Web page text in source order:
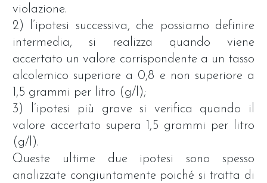
violazione.
2) l’ipotesi successiva, che possiamo definire
intermedia, si realizza quando viene
accertato un valore corrispondente a un tasso
alcolemico superiore a 0,8 e non superiore a
1,5 grammi per litro (g/l);
3) l’ipotesi più grave si verifica quando il
valore accertato supera 1,5 grammi per litro
(g/l).
Queste ultime due ipotesi sono spesso
analizzate congiuntamente poiché si tratta di